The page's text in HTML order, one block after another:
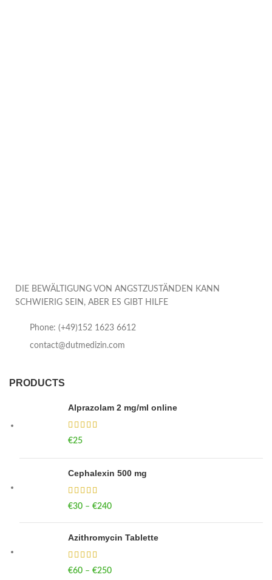
DIE BEWÄLTIGUNG VON ANGSTZUSTÄNDEN KANN
SCHWIERIG SEIN, ABER ES GIBT HILFE
Phone: (+49)152 1623 6612
contact@dutmedizin.com
PRODUCTS
Alprazolam 2 mg/ml online
€25
Cephalexin 500 mg
€30 – €240
Azithromycin Tablette
€60 – €250